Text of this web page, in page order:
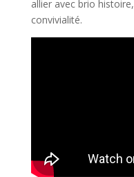
allier avec brio histoire,
convivialité.